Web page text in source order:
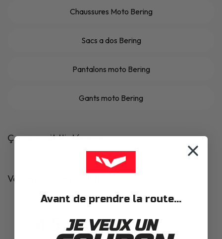
Chaussures Moto Bering
Sacs a dos Bering
Pantalons moto Bering
Gants moto Bering
Ça pourrait t'intéresser
Vos avis sur ce produit
Basé sur 22 avis
Avant de prendre la route...
JE VEUX UN